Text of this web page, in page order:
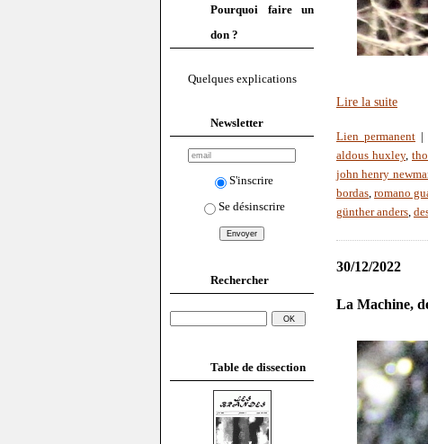
Pourquoi faire un
don ?
Quelques explications
Newsletter
S'inscrire
Se désinscrire
Rechercher
Table de dissection
Lire la suite
Lien permanent |
aldous huxley,
john henry
bordas,romano
günther anders,
30/12/2022
La Machine,